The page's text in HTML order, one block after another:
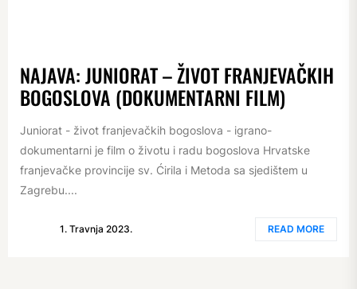
NAJAVA: JUNIORAT – ŽIVOT FRANJEVAČKIH
BOGOSLOVA (DOKUMENTARNI FILM)
Juniorat - život franjevačkih bogoslova - igrano-
dokumentarni je film o životu i radu bogoslova Hrvatske
franjevačke provincije sv. Ćirila i Metoda sa sjedištem u
Zagrebu....
1. Travnja 2023. READ MORE